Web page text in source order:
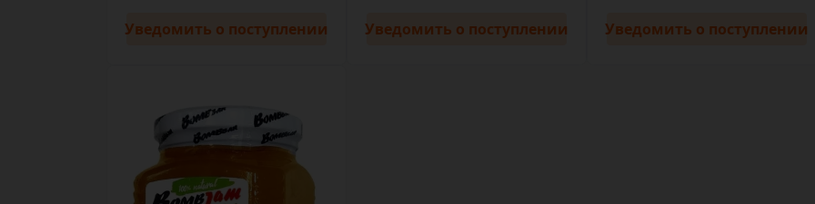
Уведомить о поступлении Уведомить о поступлении Уведомить о поступлении